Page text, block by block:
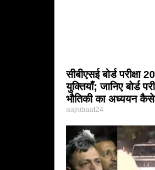
सीबीएसई बोर्ड परीक्षा
युक्तियाँ; जानिए बोर्ड
भौतिकी का अध्ययन
aajkibaat24